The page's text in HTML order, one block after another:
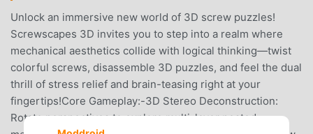
Unlock an immersive new world of 3D screw puzzles!
Screwscapes 3D invites you to step into a realm where
mechanical aesthetics collide with logical thinking—twist
colorful screws, disassemble 3D puzzles, and feel the dual
thrill of stress relief and brain-teasing right at your
fingertips!Core Gameplay:-3D Stereo Deconstruction:
Rotate perspectives to explore multi-layer nested